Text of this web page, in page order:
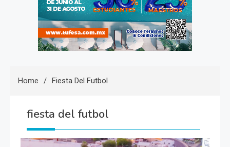
Home Fiesta Del Futbol
fiesta del futbol